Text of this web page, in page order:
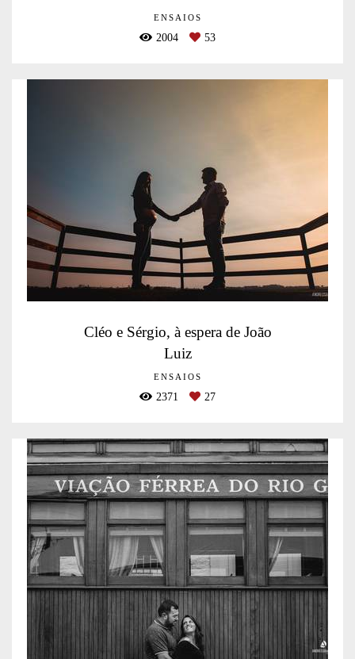
ENSAIOS
2004 53
Cléo e Sérgio, à espera de João
Luiz
ENSAIOS
2371 27